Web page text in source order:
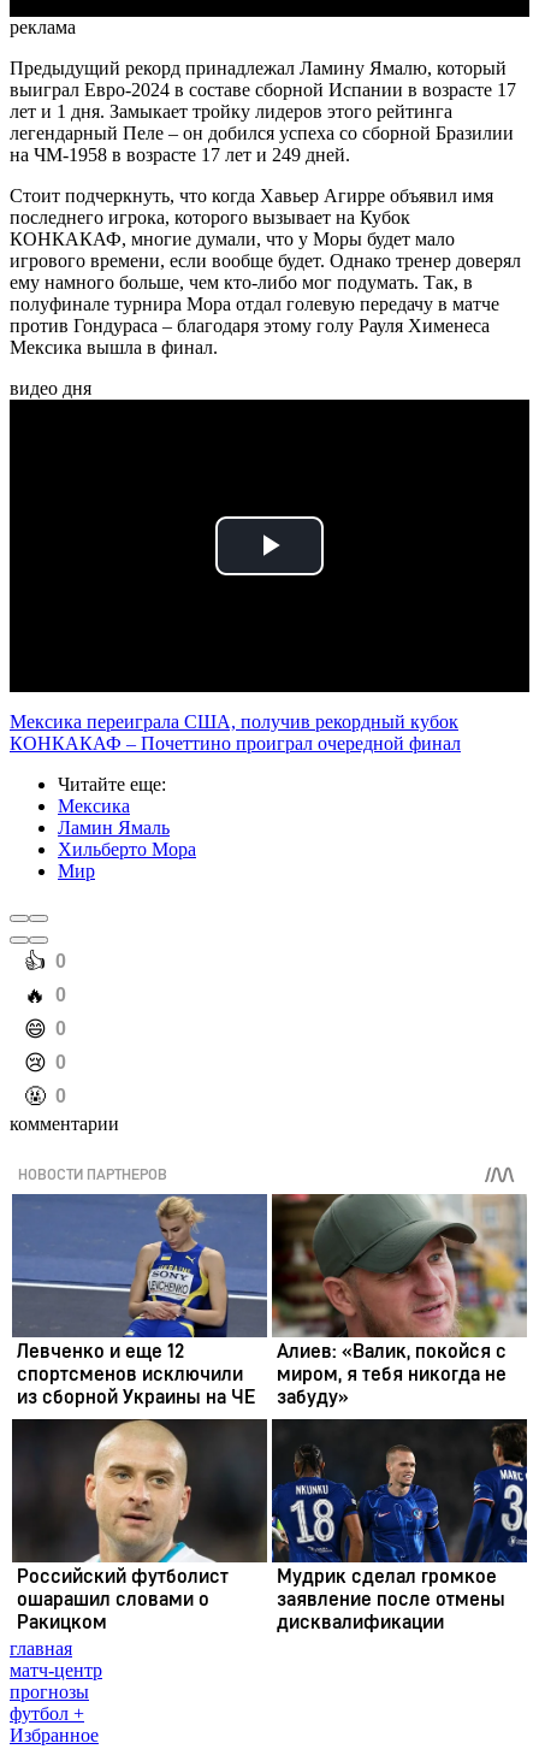
реклама
Предыдущий рекорд принадлежал Ламину Ямалю, который
выиграл Евро-2024 в составе сборной Испании в возрасте 17
лет и 1 дня. Замыкает тройку лидеров этого рейтинга
легендарный Пеле – он добился успеха со сборной Бразилии
на ЧМ-1958 в возрасте 17 лет и 249 дней.
Стоит подчеркнуть, что когда Хавьер Агирре объявил имя
последнего игрока, которого вызывает на Кубок
КОНКАКАФ, многие думали, что у Моры будет мало
игрового времени, если вообще будет. Однако тренер доверял
ему намного больше, чем кто-либо мог подумать. Так, в
полуфинале турнира Мора отдал голевую передачу в матче
против Гондураса – благодаря этому голу Рауля Хименеса
Мексика вышла в финал.
видео дня
Play
Мексика переиграла США, получив рекордный кубок
КОНКАКАФ – Почеттино проиграл очередной финал
Читайте еще:
Мексика
Ламин Ямаль
Хильберто Мора
Мир
️👍 0
️🔥 0
️😄 0
️😢 0
️🤬 0
комментарии
главная
матч-центр
прогнозы
футбол +
Избранное